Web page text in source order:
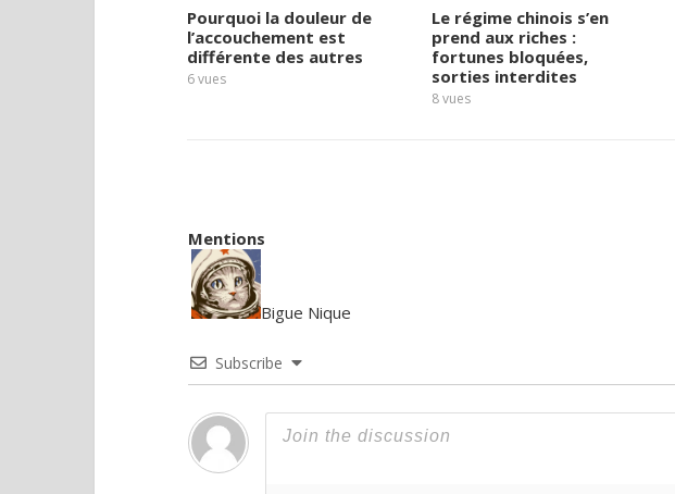
Pourquoi la douleur de
l’accouchement est
différente des autres
6vues
Le régime chinois s’en
prend aux riches :
fortunes bloquées,
sorties interdites
8vues
Mentions
Bigue Nique
Subscribe